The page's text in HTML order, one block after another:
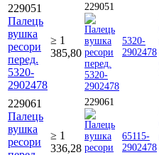
229051
Палець
вушка
ресори
перед.
5320-
2902478
≥ 1
385,80
229051
5320-
2902478
229061
Палець
вушка
ресори
≥ 1
336,28
229061
65115-
2902478